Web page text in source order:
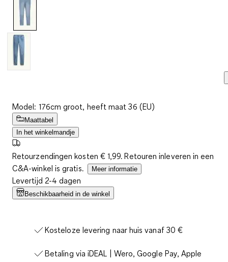
Model: 176cm groot, heeft maat 36 (EU)
Maattabel
In het winkelmandje
Retourzendingen kosten € 1,99. Retouren inleveren in een
C&A-winkel is gratis.
Meer informatie
Levertijd 2-4 dagen
Beschikbaarheid in de winkel
Kosteloze levering naar huis vanaf 30 €
Betaling via iDEAL | Wero, Google Pay, Apple